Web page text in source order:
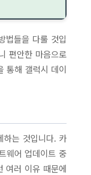
법들을 다룰 것입
편안한 마음으로
통해 갤럭시 데이
하는 것입니다. 카
웨어 업데이트 중
여러 이유 때문에